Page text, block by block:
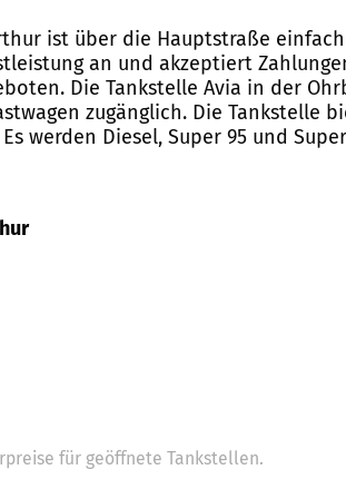
ist über die Hauptstraße
an und akzeptiert
Die Tankstelle Avia in der
zugänglich. Die Tankstelle
werden Diesel, Super 95 und
für geöffnete Tankstellen.